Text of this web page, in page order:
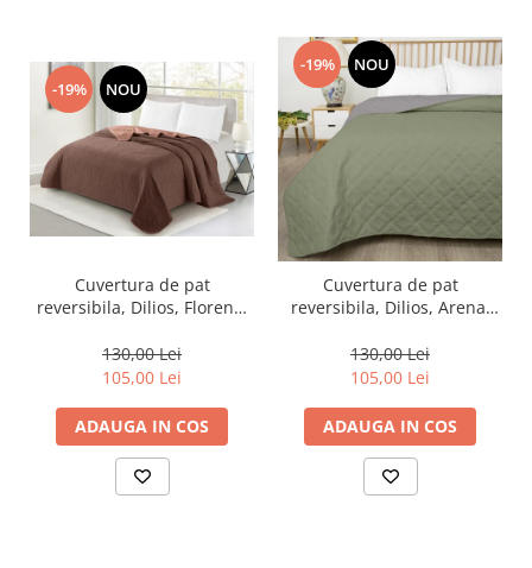
-19% NOU
Cuvertura de pat
reversibila, Dilios, Florena,
130,00 Lei
105,00 Lei
ADAUGA IN COS
-19% NOU
Cuvertura de pat
reversibila, Dilios, Arena,
130,00 Lei
105,00 Lei
ADAUGA IN COS